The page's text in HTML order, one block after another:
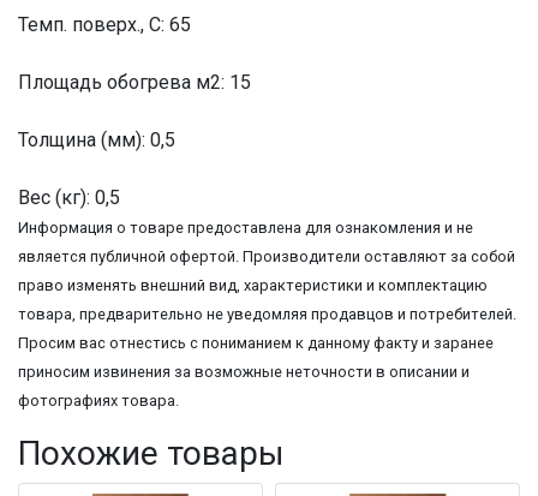
Темп. поверх., С: 65
Площадь обогрева м2: 15
Толщина (мм): 0,5
Вес (кг): 0,5
Информация о товаре предоставлена для ознакомления и не
является публичной офертой. Производители оставляют за собой
право изменять внешний вид, характеристики и комплектацию
товара, предварительно не уведомляя продавцов и потребителей.
Просим вас отнестись с пониманием к данному факту и заранее
приносим извинения за возможные неточности в описании и
фотографиях товара.
Похожие товары